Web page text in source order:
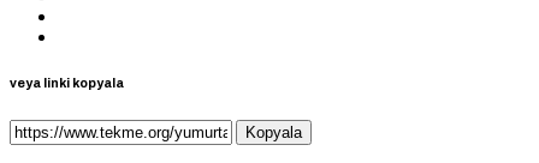
veya linki kopyala
Kopyala